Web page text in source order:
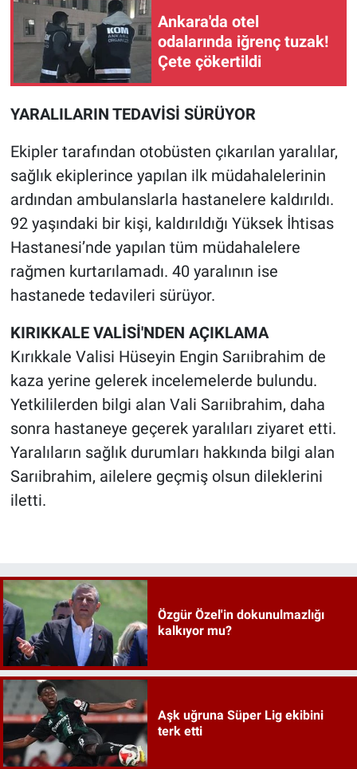
Ankara'da otel
odalarında iğrenç tuzak!
Çete çökertildi
YARALILARIN TEDAVİSİ SÜRÜYOR
Ekipler tarafından otobüsten çıkarılan yaralılar,
sağlık ekiplerince yapılan ilk müdahalelerinin
ardından ambulanslarla hastanelere kaldırıldı.
92 yaşındaki bir kişi, kaldırıldığı Yüksek İhtisas
Hastanesi’nde yapılan tüm müdahalelere
rağmen kurtarılamadı. 40 yaralının ise
hastanede tedavileri sürüyor.
KIRIKKALE VALİSİ'NDEN AÇIKLAMA
Kırıkkale Valisi Hüseyin Engin Sarıibrahim de
kaza yerine gelerek incelemelerde bulundu.
Yetkililerden bilgi alan Vali Sarıibrahim, daha
sonra hastaneye geçerek yaralıları ziyaret etti.
Yaralıların sağlık durumları hakkında bilgi alan
Sarıibrahim, ailelere geçmiş olsun dileklerini
iletti.
Özgür Özel'in dokunulmazlığı
kalkıyor mu?
Aşk uğruna Süper Lig ekibini
terk etti